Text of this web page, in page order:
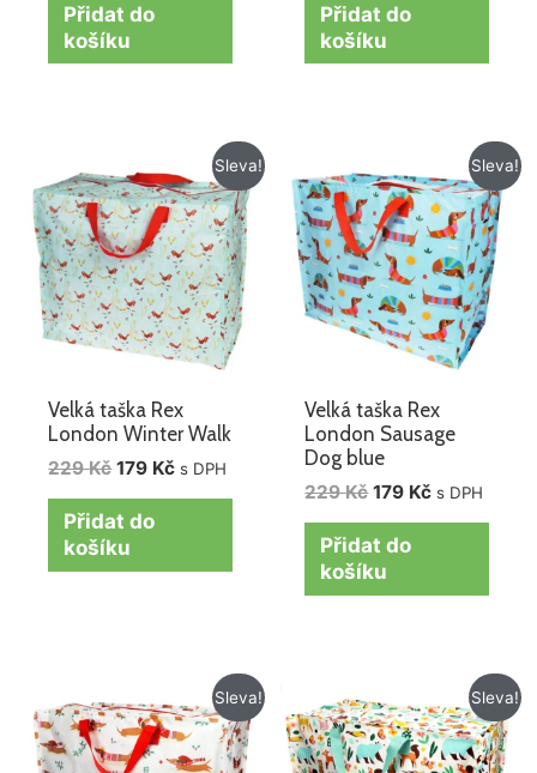
Přidat do
košíku
Přidat do
košíku
Sleva!
Velká taška Rex
London Winter Walk
229Kč
cena
byla:
229 Kč.
179 Kč
Aktuální
cena
je:
179 Kč.
s DPH
Přidat do
košíku
Sleva!
Velká taška Rex
London Sausage
Dog blue
229Kč
cena
byla:
229 Kč.
179 Kč
Aktuální
cena
je:
179 Kč.
s DPH
Přidat do
košíku
Sleva!
cena
byla:
229 Kč.
Aktuální
cena
je:
169 Kč.
Sleva!
cena
byla:
229 Kč.
Aktuální
cena
je:
179 Kč.